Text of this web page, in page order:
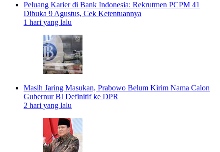
Peluang Karier di Bank Indonesia: Rekrutmen PCPM 41
Dibuka 9 Agustus, Cek Ketentuannya
1 hari yang lalu
Masih Jaring Masukan, Prabowo Belum Kirim Nama Calon
Gubernur BI Definitif ke DPR
2 hari yang lalu